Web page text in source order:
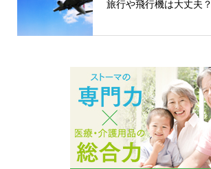
旅行や飛行機は大丈夫？